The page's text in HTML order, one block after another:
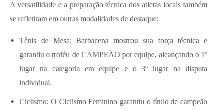
A versatilidade e a preparação técnica dos atletas locais também
se refletiram em outras modalidades de destaque:
Tênis de Mesa: Barbacena mostrou sua força técnica e
garantiu o troféu de CAMPEÃO por equipe, alcançando o 1º
lugar na categoria em equipe e o 3º lugar na disputa
individual.
Ciclismo: O Ciclismo Feminino garantiu o título de campeão